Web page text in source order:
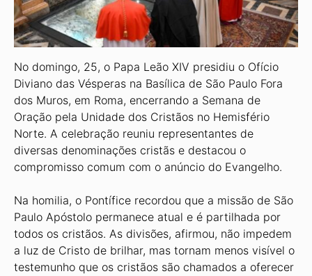
No domingo, 25, o Papa Leão XIV presidiu o Ofício
Diviano das Vésperas na Basílica de São Paulo Fora
dos Muros, em Roma, encerrando a Semana de
Oração pela Unidade dos Cristãos no Hemisfério
Norte. A celebração reuniu representantes de
diversas denominações cristãs e destacou o
compromisso comum com o anúncio do Evangelho.
Na homilia, o Pontífice recordou que a missão de São
Paulo Apóstolo permanece atual e é partilhada por
todos os cristãos. As divisões, afirmou, não impedem
a luz de Cristo de brilhar, mas tornam menos visível o
testemunho que os cristãos são chamados a oferecer